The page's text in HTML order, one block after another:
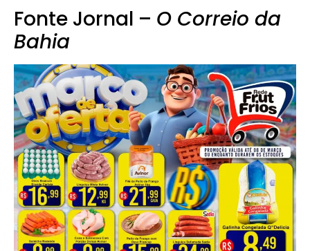
Fonte Jornal – O Correio da
Bahia